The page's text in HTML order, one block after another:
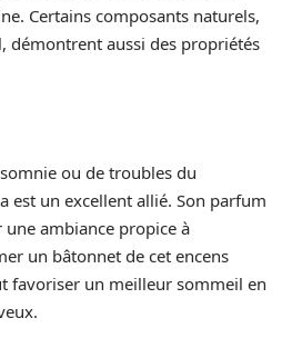
Certains composants naturels,
démontrent aussi des propriétés
ou de troubles du
est un excellent allié. Son parfum
ambiance propice à
un bâtonnet de cet encens
favoriser un meilleur sommeil en